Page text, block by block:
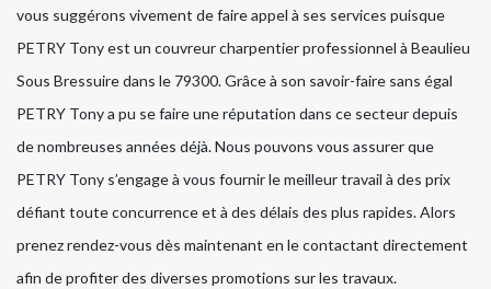
vous suggérons vivement de faire appel à ses services puisque
PETRY Tony est un couvreur charpentier professionnel à Beaulieu
Sous Bressuire dans le 79300. Grâce à son savoir-faire sans égal
PETRY Tony a pu se faire une réputation dans ce secteur depuis
de nombreuses années déjà. Nous pouvons vous assurer que
PETRY Tony s’engage à vous fournir le meilleur travail à des prix
défiant toute concurrence et à des délais des plus rapides. Alors
prenez rendez-vous dès maintenant en le contactant directement
afin de profiter des diverses promotions sur les travaux.